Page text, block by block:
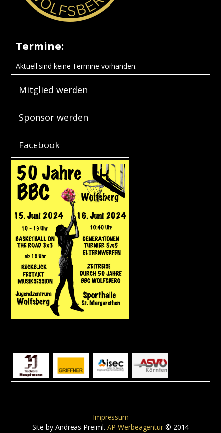
Termine:
Aktuell sind keine Termine vorhanden.
Mitglied werden
Sponsor werden
Facebook
Impressum
Site by Andreas Preiml. AP Werbeagentur © 2014